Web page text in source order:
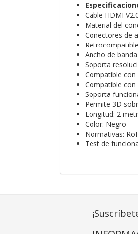
Cable HDMI
Material del
Conectores de
Ancho de
Soporta
Compatible con
Compatible con
Soporta
Permite 3D
Longitud: 2
Color: Negro
Normativas:
Test de